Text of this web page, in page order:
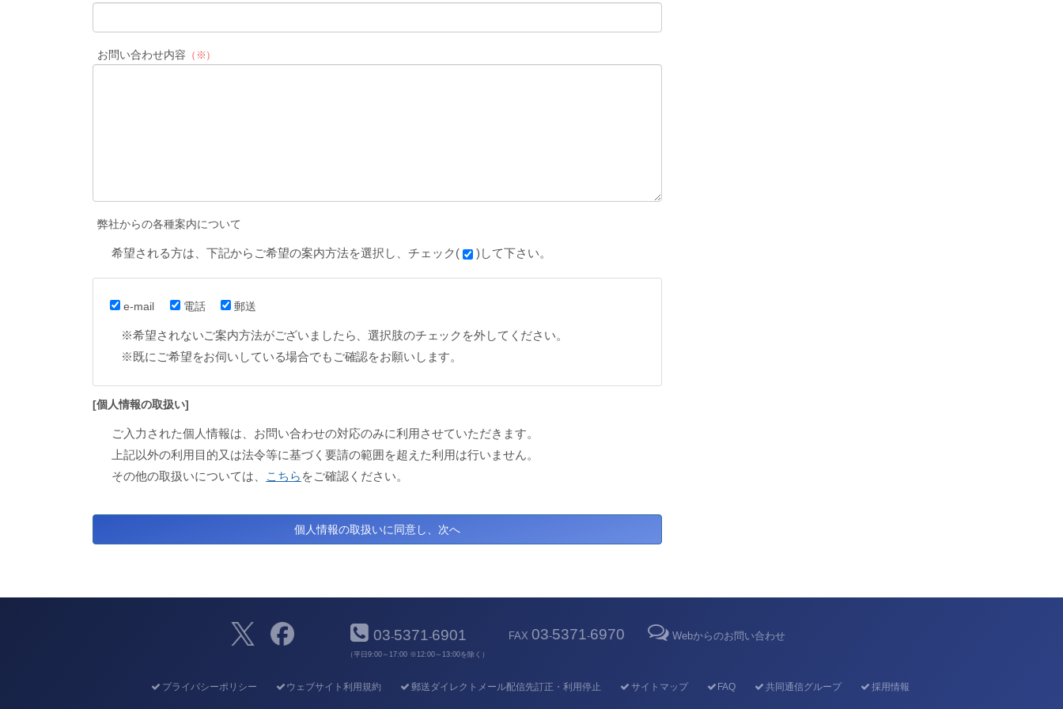
お問い合わせ内容 （※）
弊社からの各種案内について
希望される方は、下記からご希望の案内方法を選択し、チェック( )して下さい。
e-mail 電話 郵送
※希望されないご案内方法がございましたら、選択肢のチェックを外してください。
※既にご希望をお伺いしている場合でもご確認をお願いします。
[個人情報の取扱い]
ご入力された個人情報は、お問い合わせの対応のみに利用させていただきます。
上記以外の利用目的又は法令等に基づく要請の範囲を超えた利用は行いません。
その他の取扱いについては、
こちら をご確認ください。
03-5371-6901
（平日9:00～17:00 ※12:00～13:00を除く）
FAX 03-5371-6970 Webからのお問い合わせ
プライバシーポリシー ウェブサイト利用規約 郵送ダイレクトメール配信先訂正・利用停止 サイトマップ FAQ 共同通信グループ 採用情報